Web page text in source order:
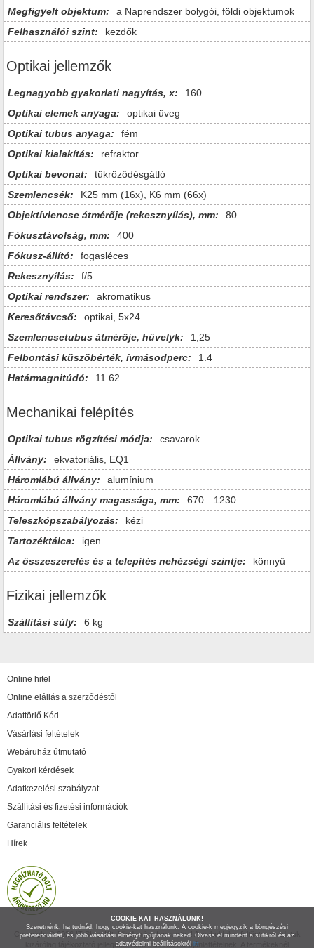
Megfigyelt objektum:
a Naprendszer bolygói, földi objektumok
Felhasználói szint:
kezdők
Optikai jellemzők
Legnagyobb gyakorlati nagyítás, x:
160
Optikai elemek anyaga:
optikai üveg
Optikai tubus anyaga:
fém
Optikai kialakítás:
refraktor
Optikai bevonat:
tükröződésgátló
Szemlencsék:
K25 mm (16x), K6 mm (66х)
Objektívlencse átmérője (rekesznyílás), mm:
80
Fókusztávolság, mm:
400
Fókusz-állító:
fogasléces
Rekesznyílás:
f/5
Optikai rendszer:
akromatikus
Keresőtávcső:
optikai, 5x24
Szemlencsetubus átmérője, hüvelyk:
1,25
Felbontási küszöbérték, ívmásodperc:
1.4
Határmagnitúdó:
11.62
Mechanikai felépítés
Optikai tubus rögzítési módja:
csavarok
Állvány:
ekvatoriális, EQ1
Háromlábú állvány:
alumínium
Háromlábú állvány magassága, mm:
670—1230
Teleszkópszabályozás:
kézi
Tartozéktálca:
igen
Az összeszerelés és a telepítés nehézségi szintje:
könnyű
Fizikai jellemzők
Szállítási súly: 6 kg
Online hitel
Online elállás a szerződéstől
Adattörlő Kód
Vásárlási feltételek
Webáruház útmutató
Gyakori kérdések
Adatkezelési szabályzat
Szállítási és fizetési információk
Garanciális feltételek
Hírek
Copyright © 2026 IT Shop Kft. Minden jog fenntartva! A weboldalon feltüntetett adatok
kizárólag tájékoztató jellegűek, nem minősülnek ajánlattételnek. A termékeknél
COOKIE-KAT HASZNÁLUNK!
Szeretnénk, ha tudnád, hogy cookie-kat használunk. A cookie-k megjegyzik a böngészési
preferenciáidat, és jobb vásárlási élményt nyújtanak neked. Olvass el mindent a sütikről és az
adatvédelmi beállításokról itt